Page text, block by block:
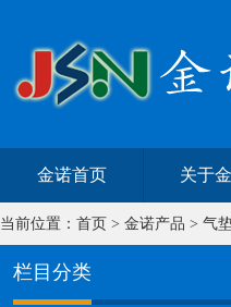
金诺首页 关于
当前位置： 首页 > 金诺产品 > 气
栏目分类